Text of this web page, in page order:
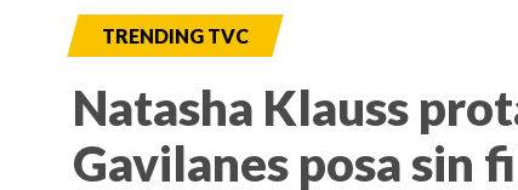
TRENDING TVC
Natasha Klauss
Gavilanes posa sin